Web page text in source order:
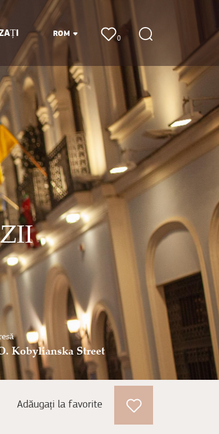
ROM 0
Kobylianska Street
Adăugați la favorite